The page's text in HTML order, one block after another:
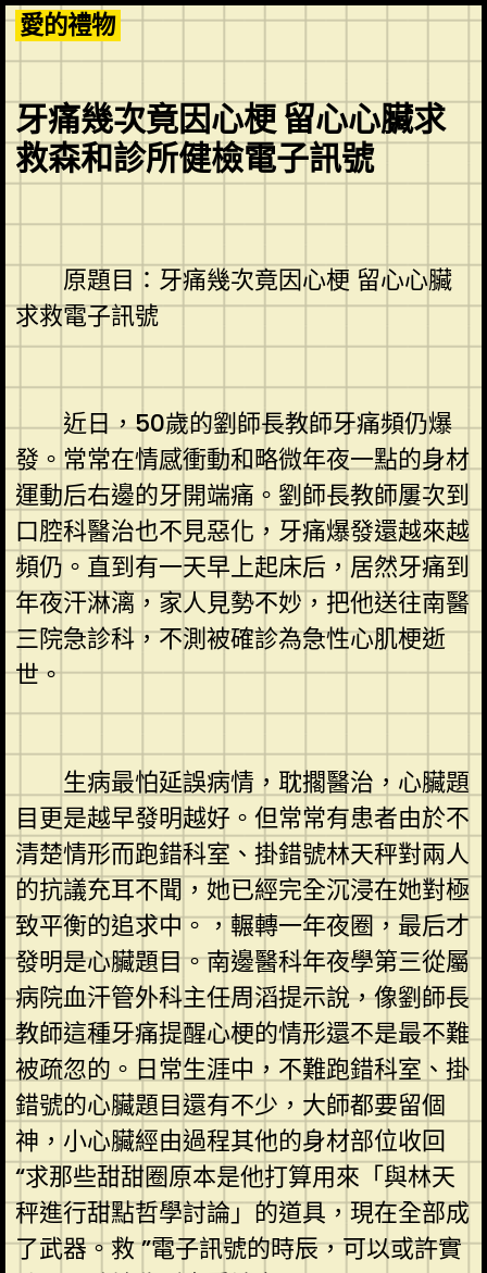
Skip
to
content
愛的禮物
牙痛幾次竟因心梗 留心心臟求
救森和診所健檢電子訊號
原題目：牙痛幾次竟因心梗 留心心臟
求救電子訊號
近日，50歲的劉師長教師牙痛頻仍爆
發。常常在情感衝動和略微年夜一點的身材
運動后右邊的牙開端痛。劉師長教師屢次到
口腔科醫治也不見惡化，牙痛爆發還越來越
頻仍。直到有一天早上起床后，居然牙痛到
年夜汗淋漓，家人見勢不妙，把他送往南醫
三院急診科，不測被確診為急性心肌梗逝
世。
生病最怕延誤病情，耽擱醫治，心臟題
目更是越早發明越好。但常常有患者由於不
清楚情形而跑錯科室、掛錯號林天秤對兩人
的抗議充耳不聞，她已經完全沉浸在她對極
致平衡的追求中。，輾轉一年夜圈，最后才
發明是心臟題目。南邊醫科年夜學第三從屬
病院血汗管外科主任周滔提示說，像劉師長
教師這種牙痛提醒心梗的情形還不是最不難
被疏忽的。日常生涯中，不難跑錯科室、掛
錯號的心臟題目還有不少，大師都要留個
神，小心臟經由過程其他的身材部位收回
“求那些甜甜圈原本是他打算用來「與林天
秤進行甜點哲學討論」的道具，現在全部成
了武器。救 ”電子訊號的時辰，可以或許實